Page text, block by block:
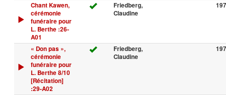
Chant Kawen,
cérémonie
funéraire pour
L. Berthe :26-
A01
Friedberg,
Claudine
« Don pas »,
cérémonie
funéraire pour
L. Berthe 8/10
[Récitation]
:29-A02
Friedberg,
Claudine